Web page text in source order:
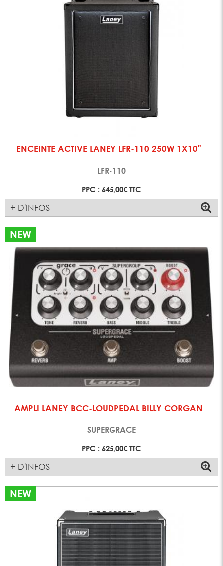
ENCEINTE ACTIVE LANEY LFR-110 250W 1X10"
LFR-110
PPC : 645,00€ TTC
+ D'INFOS
NEW
AMPLI LANEY BCC-LOUDPEDAL BILLY CORGAN
SUPERGRACE
PPC : 625,00€ TTC
+ D'INFOS
NEW